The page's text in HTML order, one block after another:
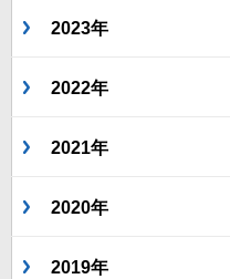
2023年
2022年
2021年
2020年
2019年